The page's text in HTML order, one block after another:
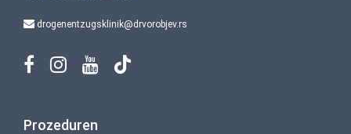
drogenentzugsklinik@drvorobjev.rs
Prozeduren